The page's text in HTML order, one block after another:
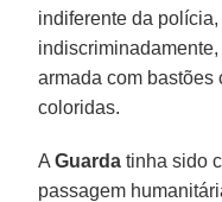
indiferente da
armada com bastões
coloridas.
AGuarda tinha sido
passagem